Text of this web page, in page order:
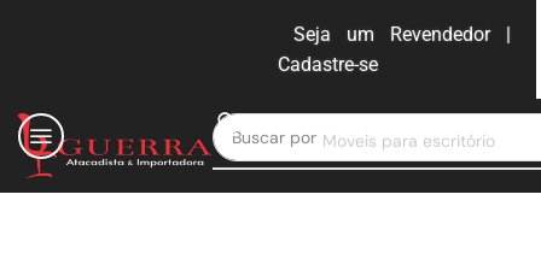
Seja um Revendedor |
Cadastre-se
Buscar por Moveis para escritório